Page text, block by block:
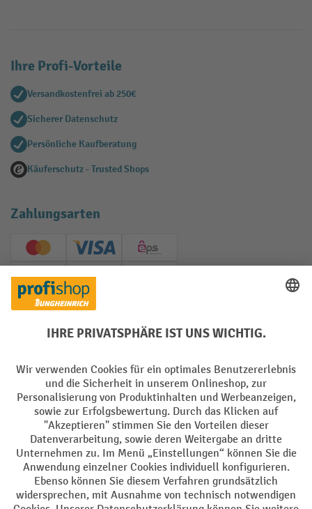
Ihre Profi-Vorteile
Versandkostenfrei ab 250€
Sicherer Datenschutz
Persönliche Kaufberatung
Käuferschutz - Trusted Shops
Zahlungsarten
Creditcard (Master)Creditcard (Visa)
EPS
PayPal
Soziale Netzwerke
Impressum Datenschutz
Barrierefreiheit Privacy Settings
Alle Preise exkl. gesetzl. Mehrwertsteuer zzgl.Versandkostenund ggf.
Nachnahmegebühren, wenn nicht anders angegeben.